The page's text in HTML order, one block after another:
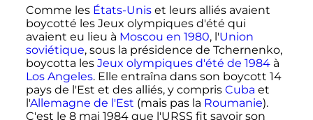
Comme les États-Uniset leurs alliés avaient
boycotté les Jeux olympiques d'été qui
avaient eu lieu à Moscou en 1980, l'Union
soviétique, sous la présidence de Tchernenko,
boycotta les Jeux olympiques d'été de 1984à
Los Angeles. Elle entraîna dans son boycott 14
pays de l'Est et des alliés, y compris Cuba et
l'Allemagne de l'Est (mais pas la Roumanie).
C'est le 8 mai 1984que l'URSS fit savoir son